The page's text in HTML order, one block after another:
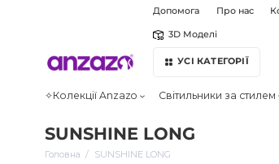
Допомога Про нас
3D Моделі
УСІ КАТЕГОРІЇ
✧Колекції Anzazo Світильники за стилем
SUNSHINE LONG
Головна SUNSHINE LONG